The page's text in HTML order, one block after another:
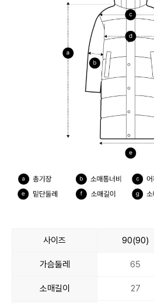
사이즈 90(90)
가슴둘레 65
소매길이 27